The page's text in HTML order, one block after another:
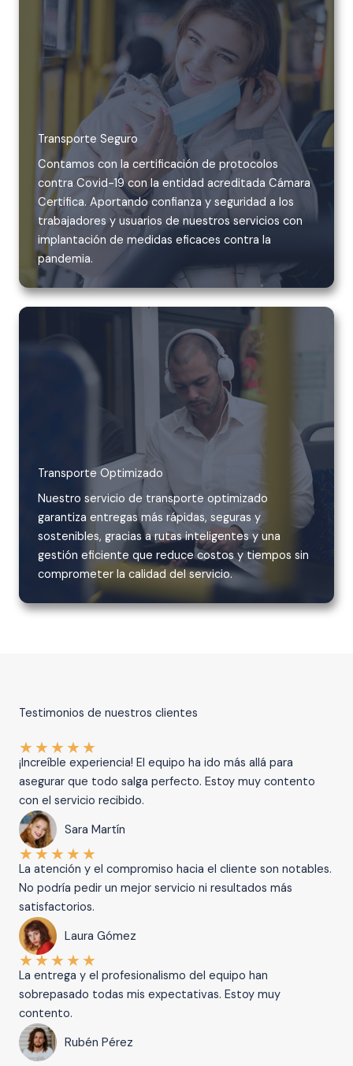
Transporte Seguro
Contamos con la certificación de protocolos
contra Covid-19 con la entidad acreditada Cámara
Certifica. Aportando confianza y seguridad a los
trabajadores y usuarios de nuestros servicios con
implantación de medidas eficaces contra la
pandemia.
Transporte Optimizado
Nuestro servicio de transporte optimizado
garantiza entregas más rápidas, seguras y
sostenibles, gracias a rutas inteligentes y una
gestión eficiente que reduce costos y tiempos sin
comprometer la calidad del servicio.
Testimonios de nuestros clientes
★★★★★
¡Increíble experiencia! El equipo ha ido más allá para
asegurar que todo salga perfecto. Estoy muy contento
con el servicio recibido.
Sara Martín
★★★★★
La atención y el compromiso hacia el cliente son notables.
No podría pedir un mejor servicio ni resultados más
satisfactorios.
Laura Gómez
★★★★★
La entrega y el profesionalismo del equipo han
sobrepasado todas mis expectativas. Estoy muy
contento.
Rubén Pérez